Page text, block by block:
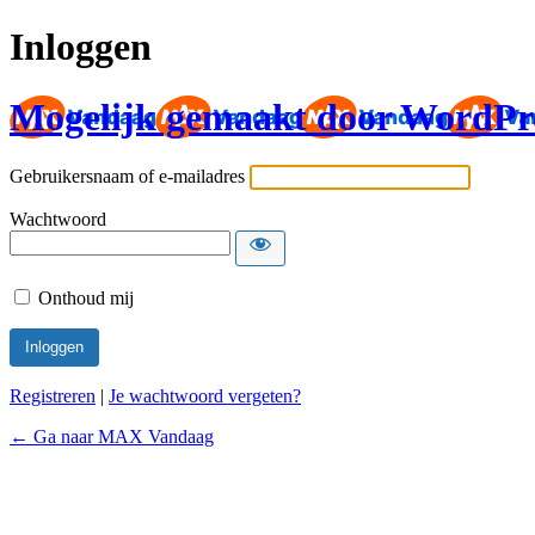
Inloggen
Mogelijk gemaakt door
Gebruikersnaam of e-mailadres
Wachtwoord
Onthoud mij
Registreren | Je wachtwoord vergeten?
← Ga naar MAX Vandaag